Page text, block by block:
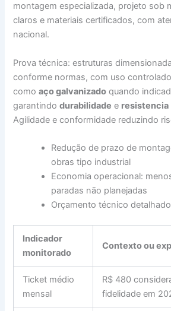
montagem especializada, projeto sob
claros e materiais certificados, com
nacional.
Prova técnica: estruturas
conforme normas, com uso
comoaço galvanizado quando
garantindodurabilidade e resistencia
Agilidade e conformidade reduzindo
Redução de prazo de
obras tipo industrial
Economia operacional:
paradas não planejadas
Orçamento técnico
Indicador
monitorado
Contexto ou
Ticket médio
mensal
R$ 480
fidelidade em